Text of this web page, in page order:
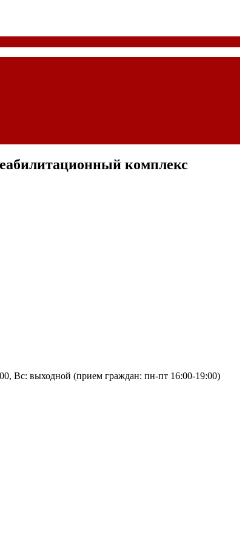
комплекс
Вс: выходной (прием граждан: пн-пт 16:00-19:00)